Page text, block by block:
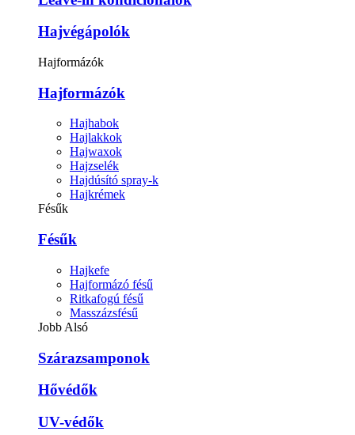
Hajvégápolók
Hajformázók
Hajformázók
Hajhabok
Hajlakkok
Hajwaxok
Hajzselék
Hajdúsító spray-k
Hajkrémek
Fésűk
Fésűk
Hajkefe
Hajformázó fésű
Ritkafogú fésű
Masszázsfésű
Jobb Alsó
Szárazsamponok
Hővédők
UV-védők